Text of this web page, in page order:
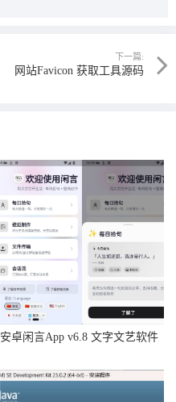
下一篇:
网站Favicon 获取工具源码
安卓闲言App v6.8 文字文艺软件